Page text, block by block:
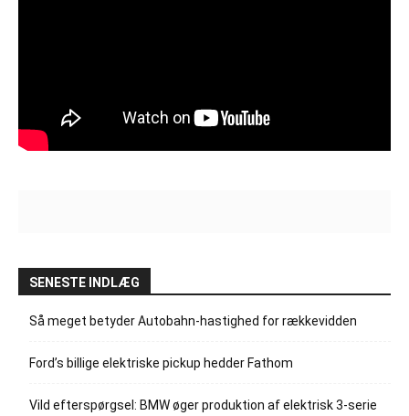
SENESTE INDLÆG
Så meget betyder Autobahn-hastighed for rækkevidden
Ford’s billige elektriske pickup hedder Fathom
Vild efterspørgsel: BMW øger produktion af elektrisk 3-serie